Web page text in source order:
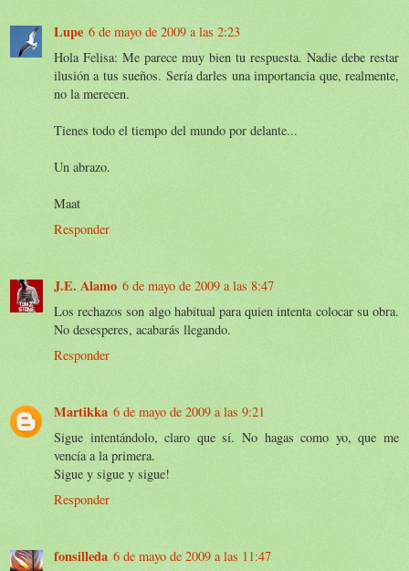
Lupe 6 de mayo de 2009 a las 2:23
Hola Felisa: Me parece muy bien tu respuesta. Nadie debe restar
ilusión a tus sueños. Sería darles una importancia que, realmente,
no la merecen.
Tienes todo el tiempo del mundo por delante...
Un abrazo.
Maat
Responder
J.E. Alamo 6 de mayo de 2009 a las 8:47
Los rechazos son algo habitual para quien intenta colocar su obra.
No desesperes, acabarás llegando.
Responder
Martikka 6 de mayo de 2009 a las 9:21
Sigue intentándolo, claro que sí. No hagas como yo, que me
vencía a la primera.
Sigue y sigue y sigue!
Responder
fonsilleda 6 de mayo de 2009 a las 11:47